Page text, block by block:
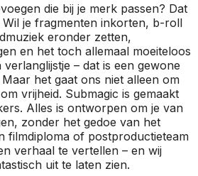
die bij je merk passen? Dat
Wil je fragmenten inkorten, b-roll
eronder zetten,
en het toch allemaal moeiteloos
– dat is een gewone
het gaat ons niet alleen om
vrijheid. Submagic is gemaakt
Alles is ontworpen om je van
zonder het gedoe van het
filmdiploma of postproductieteam
verhaal te vertellen – en wij
uit te laten zien.